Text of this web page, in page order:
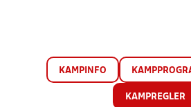
KAMPINFO
KAMPREGLER